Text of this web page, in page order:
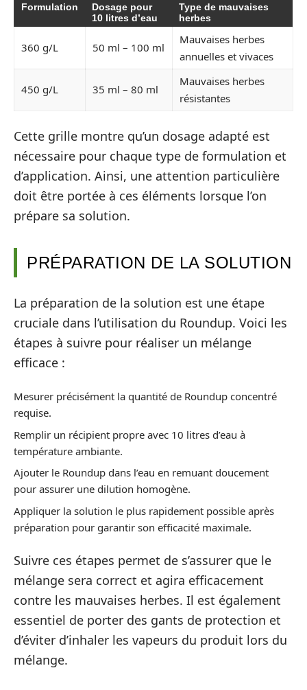
Formulation
Dosage pour
10 litres d’eau
Type de mauvaises
herbes
360 g/L 50 ml – 100 ml
Mauvaises herbes
annuelles et vivaces
450 g/L 35 ml – 80 ml
Mauvaises herbes
résistantes
Cette grille montre qu’un dosage adapté est
nécessaire pour chaque type de formulation et
d’application. Ainsi, une attention particulière
doit être portée à ces éléments lorsque l’on
prépare sa solution.
PRÉPARATION DE LA SOLUTION
La préparation de la solution est une étape
cruciale dans l’utilisation du Roundup. Voici les
étapes à suivre pour réaliser un mélange
efficace :
Mesurer précisément la quantité de Roundup concentré
requise.
Remplir un récipient propre avec 10 litres d’eau à
température ambiante.
Ajouter le Roundup dans l’eau en remuant doucement
pour assurer une dilution homogène.
Appliquer la solution le plus rapidement possible après
préparation pour garantir son efficacité maximale.
Suivre ces étapes permet de s’assurer que le
mélange sera correct et agira efficacement
contre les mauvaises herbes. Il est également
essentiel de porter des gants de protection et
d’éviter d’inhaler les vapeurs du produit lors du
mélange.